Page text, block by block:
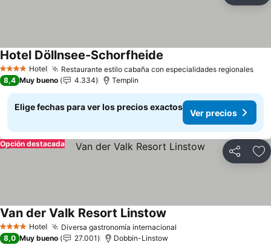
4 EstrellasHotel Restaurante estilo cabaña con especialidades regionales
Hotel Döllnsee-Schorfheide
8,4 Muy bueno 4.334 Templin
Elige fechas para ver los precios exactos
Ver precios
Compartir
Opción destacada
4 EstrellasHotel Diversa gastronomía internacional
Van der Valk Resort Linstow
8,0 Muy bueno 27.001 Dobbin-Linstow